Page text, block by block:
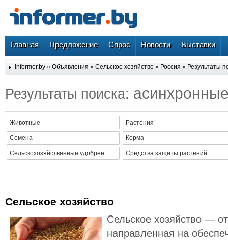
Главная Предложение Спрос Новости Выставки
Informer.by » Объявления » Сельское хозяйство » Россия » Результаты
Результаты поиска:
Животные Растения
Семена Корма
Сельскохозяйственные удобрен... Средства защиты растений...
Сельское хозяйство
Сельское хозяйство —
направленная на